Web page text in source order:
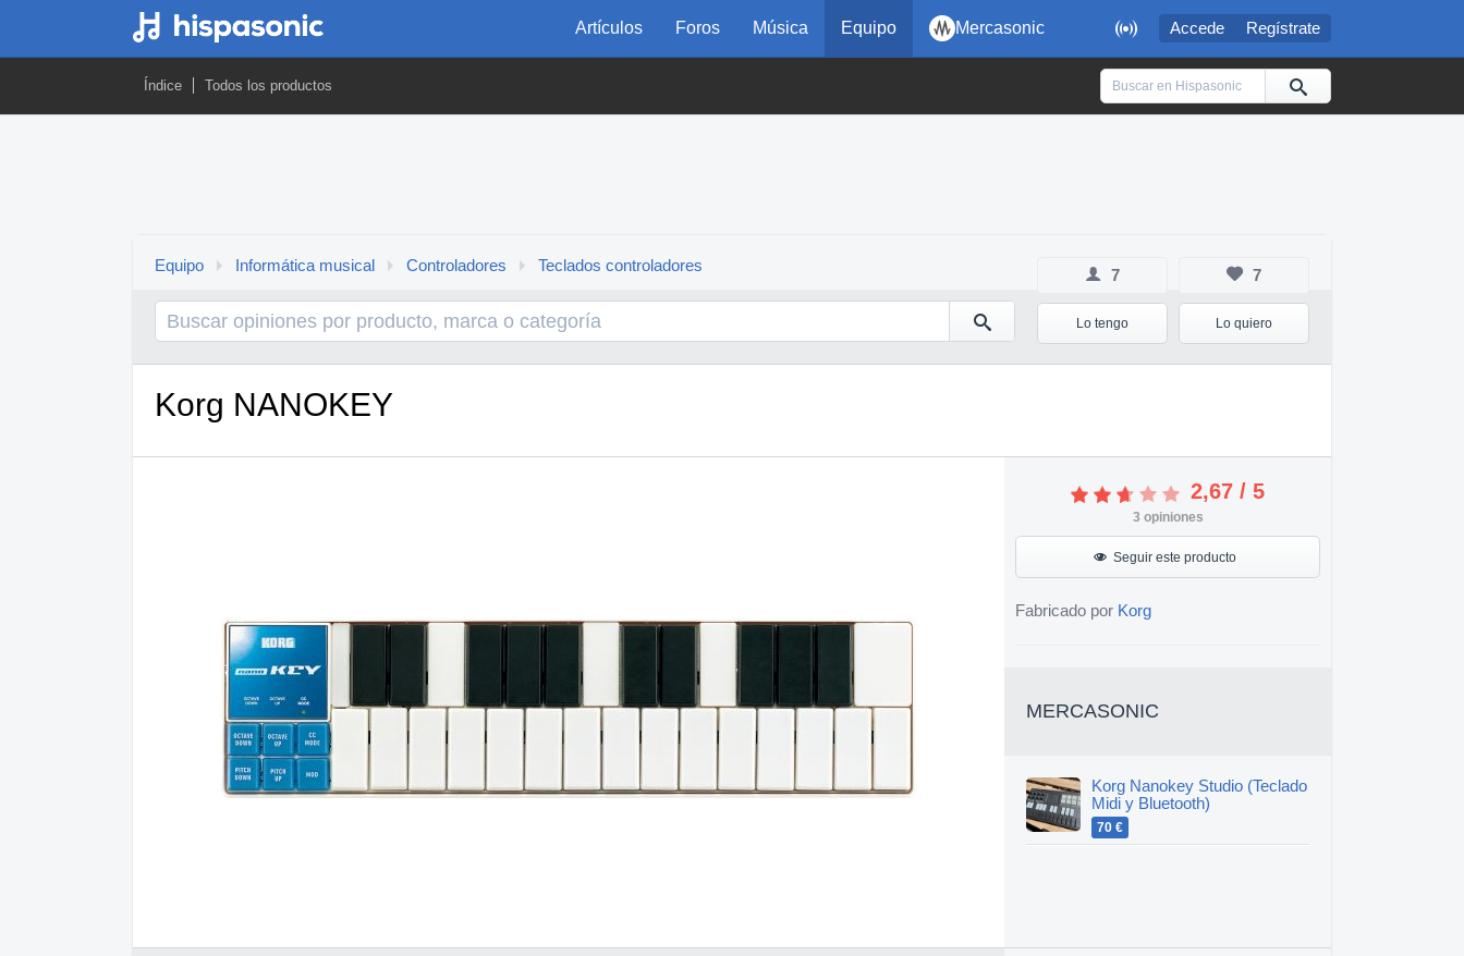
 Accede Regístrate
Artículos Foros Música Equipo Mercasonic
Índice Todos los productos
7
Lo tengo
7
Lo quiero
Equipo Informática musical Controladores Teclados controladores
Korg NANOKEY
2,67 / 5
3 opiniones
Seguir este producto
Fabricado por Korg
MERCASONIC
Korg Nanokey Studio (Teclado
Midi y Bluetooth)
70 €